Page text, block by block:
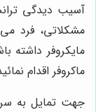
آسیب دیدگی
مشکلاتی، فرد
مایکروفر داشته
ماکروفر اقدام
جهت تمایل به